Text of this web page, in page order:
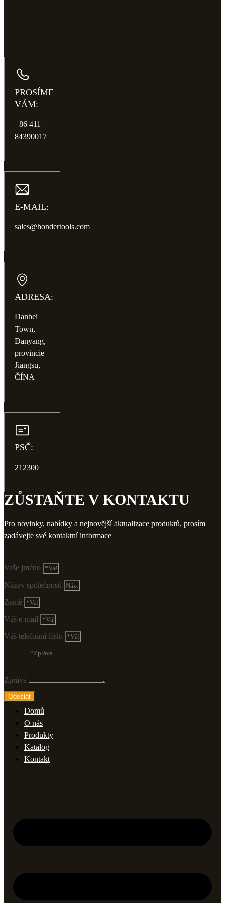
PROSÍME
VÁM:
+86 411
84390017
E-MAIL:
sales@hondertools.com
ADRESA:
Danbei
Town,
Danyang,
provincie
Jiangsu,
ČÍNA
PSČ:
212300
ZŮSTAŇTE V KONTAKTU
Pro novinky, nabídky a nejnovější aktualizace produktů, prosím
zadávejte své kontaktní informace
Vaše jméno
Název společnosti
Země
Váš e-mail
Váš telefonní číslo
Zpráva
Odeslat
Domů
O nás
Produkty
Katalog
Kontakt